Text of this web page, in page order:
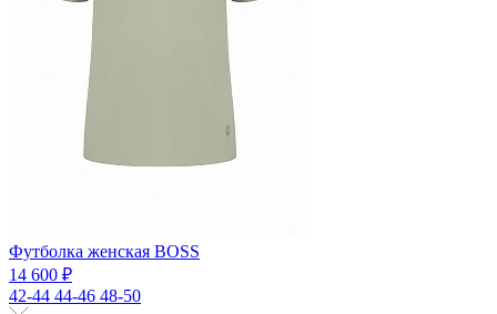
Футболка женская BOSS
14 600 ₽
42-44 44-46 48-50